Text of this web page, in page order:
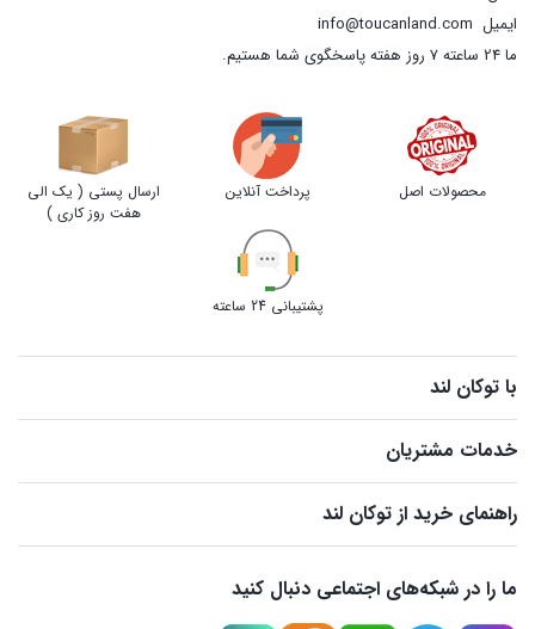
ایمیل info@toucanland.com
ما 24 ساعته 7 روز هفته پاسخگوی شما هستیم.
محصولات اصل پرداخت آنلاین
ارسال پستی ( یک الی
هفت روز کاری )
پشتیبانی 24 ساعته
با توکان لند
خدمات مشتریان
راهنمای خرید از توکان لند
ما را در شبکه‌های اجتماعی دنبال کنید